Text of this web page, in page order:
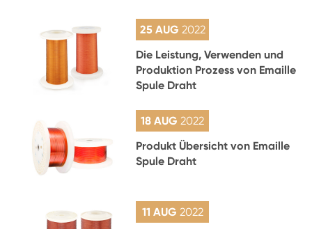
25 AUG 2022
Die Leistung, Verwenden und
Produktion Prozess von Emaille
Spule Draht
18 AUG2022
Produkt Übersicht von Emaille
Spule Draht
11 AUG 2022